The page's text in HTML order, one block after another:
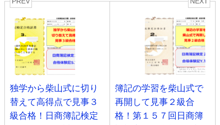
独学から柴山式に切り
替えて高得点で見事３
級合格！日商簿記検定
簿記の学習を柴山式で
再開して見事２級合
格！第１５７回日商簿